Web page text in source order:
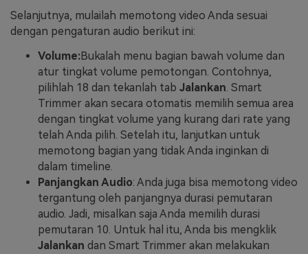
Selanjutnya, mulailah memotong video Anda sesuai
dengan pengaturan audio berikut ini:
Volume:Bukalah menu bagian bawah volume dan
atur tingkat volume pemotongan. Contohnya,
pilihlah 18 dan tekanlah tab Jalankan. Smart
Trimmer akan secara otomatis memilih semua area
dengan tingkat volume yang kurang dari rate yang
telah Anda pilih. Setelah itu, lanjutkan untuk
memotong bagian yang tidak Anda inginkan di
dalam timeline.
Panjangkan Audio: Anda juga bisa memotong video
tergantung oleh panjangnya durasi pemutaran
audio. Jadi, misalkan saja Anda memilih durasi
pemutaran 10. Untuk hal itu, Anda bis mengklik
Jalankan dan Smart Trimmer akan melakukan